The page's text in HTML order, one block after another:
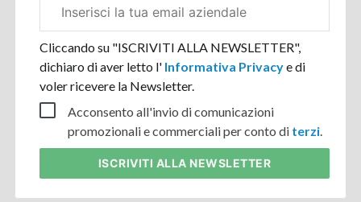
aziendale
Cliccando su "ISCRIVITI ALLA NEWSLETTER",
dichiaro di aver letto l' Informativa Privacye di
voler ricevere la Newsletter.
Acconsento all'invio di comunicazioni
promozionali e commerciali per conto di terzi.
ISCRIVITI ALLA NEWSLETTER